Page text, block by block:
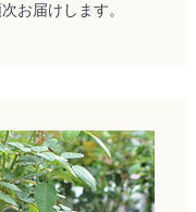
お届けします。